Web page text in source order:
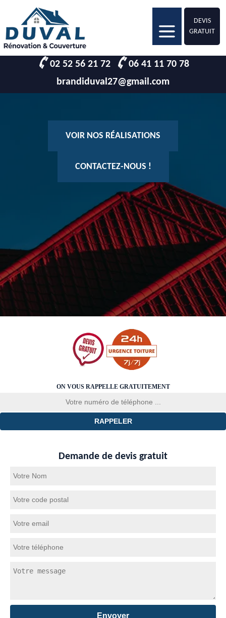
DEVIS
GRATUIT
02 52 56 21 72
06 41 11 70 78
brandiduval27@gmail.com
VOIR NOS RÉALISATIONS
CONTACTEZ-NOUS !
ON VOUS RAPPELLE GRATUITEMENT
Demande de devis gratuit